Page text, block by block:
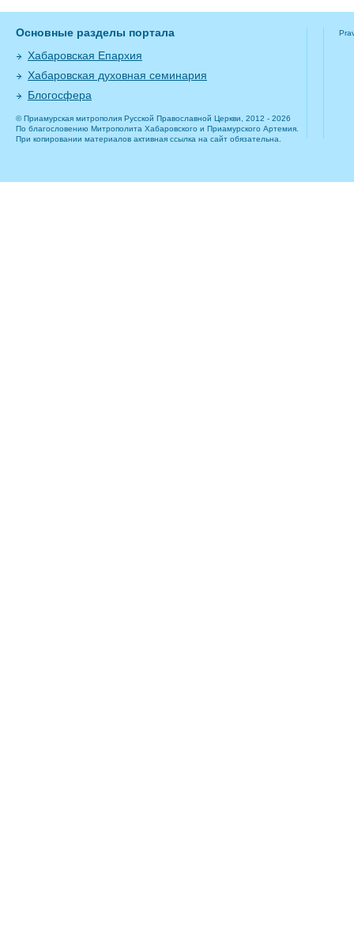
Основные разделы портала
Хабаровская Епархия
Хабаровская духовная семинария
Блогосфера
© Приамурская митрополия Русской Православной Церкви, 2012 - 2026
По благословению Митрополита Хабаровского и Приамурского Артемия.
При копировании материалов активная ссылка на сайт обязательна.